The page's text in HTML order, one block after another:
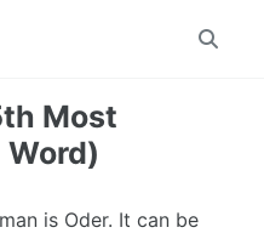
Toggle
Most
Word)
is Oder. It can be